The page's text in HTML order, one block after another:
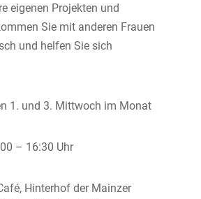
eigenen Projekten und
Sie mit anderen Frauen
und helfen Sie sich
1. und 3. Mittwoch im Monat
– 16:30 Uhr
Hinterhof der Mainzer